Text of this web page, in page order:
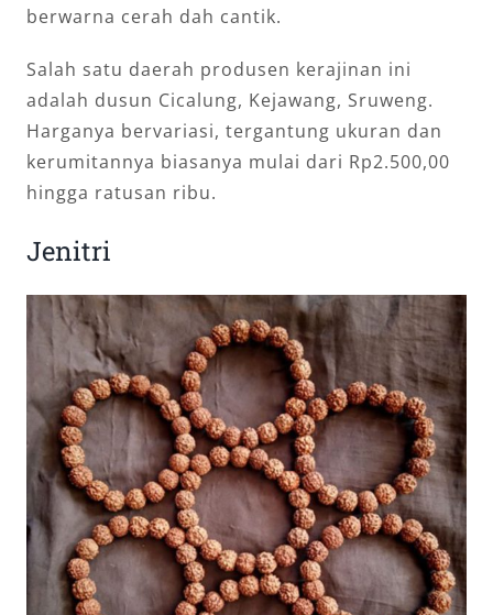
berwarna cerah dah cantik.
Salah satu daerah produsen kerajinan ini
adalah dusun Cicalung, Kejawang, Sruweng.
Harganya bervariasi, tergantung ukuran dan
kerumitannya biasanya mulai dari Rp2.500,00
hingga ratusan ribu.
Jenitri